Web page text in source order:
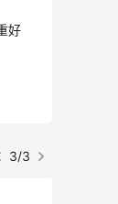
好
3/3